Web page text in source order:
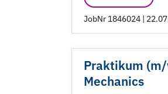
JobNr 1846024 |
Praktikum (m/
Mechanics